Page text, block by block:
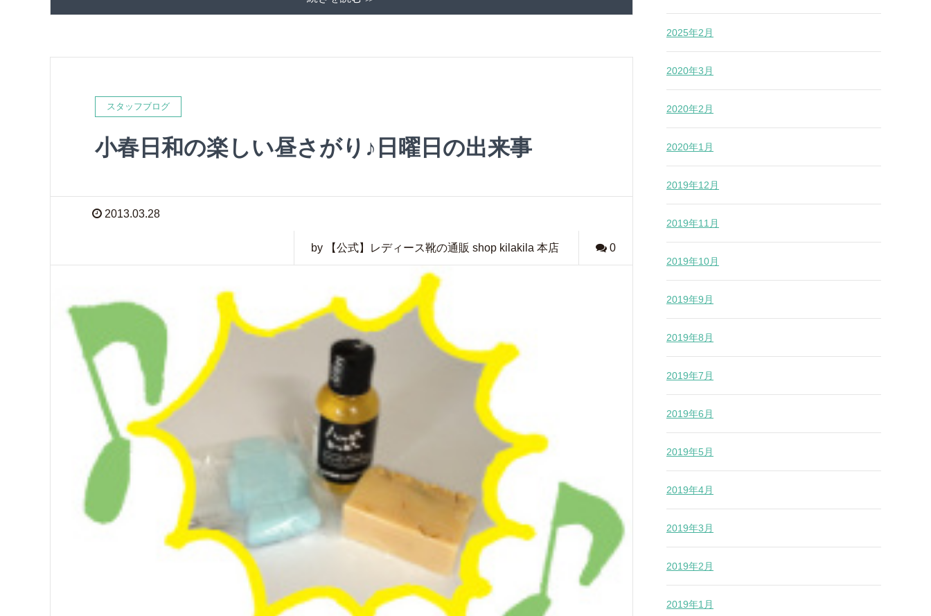
スタッフブログ
小春日和の楽しい昼さがり♪日曜日の出来事
2013.03.28
by 【公式】レディース靴の通販 shop kilakila 本店 0
2025年2月
2020年3月
2020年2月
2020年1月
2019年12月
2019年11月
2019年10月
2019年9月
2019年8月
2019年7月
2019年6月
2019年5月
2019年4月
2019年3月
2019年2月
2019年1月